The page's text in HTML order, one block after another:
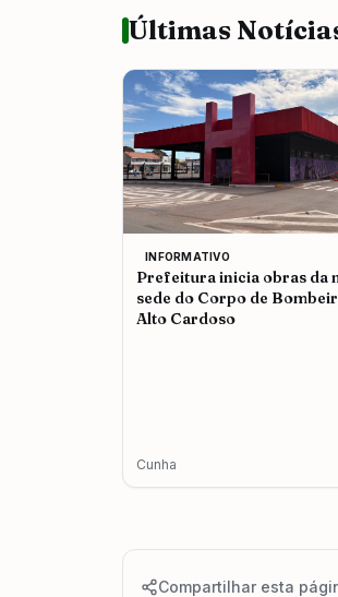
Últimas
INFORMATIVO
Prefeitura inicia obras da
sede do Corpo de
Alto Cardoso
Cunha
Compartilhar esta